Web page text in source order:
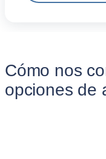
Cómo nos
opciones de